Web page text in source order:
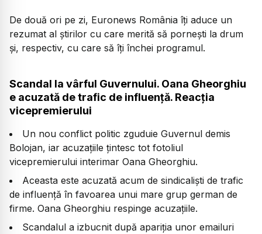
De două ori pe zi, Euronews România îți aduce un
rezumat al știrilor cu care merită să pornești la drum
și, respectiv, cu care să îți închei programul.
Scandal la vârful Guvernului. Oana Gheorghiu
e acuzată de trafic de influență. Reacția
vicepremierului
Un nou conflict politic zguduie Guvernul demis
Bolojan, iar acuzațiile țintesc tot fotoliul
vicepremierului interimar Oana Gheorghiu.
Aceasta este acuzată acum de sindicaliști de trafic
de influență în favoarea unui mare grup german de
firme. Oana Gheorghiu respinge acuzațiile.
Scandalul a izbucnit după apariția unor emailuri